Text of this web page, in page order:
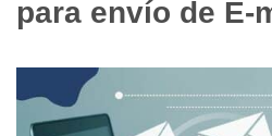
para envío de E-